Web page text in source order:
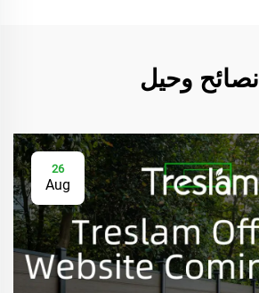
نصائح وحيل
26
Aug